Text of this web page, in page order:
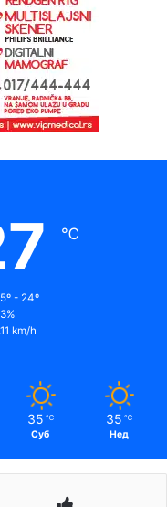
℃
- 24º
km/h
35 ℃
Суб
35 ℃
Нед